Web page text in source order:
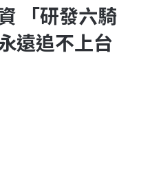
「研發六騎
遠追不上台